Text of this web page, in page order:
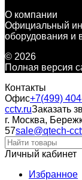
О компании
Официальный
оборудования
© 2026
Полная версия
Контакты
Офис+7(499)
cctv.ruЗаказать
г. Москва,
57sale@qtech-
Личный кабинет
Избранное